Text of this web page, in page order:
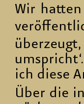
Wir
ich diese
Über die